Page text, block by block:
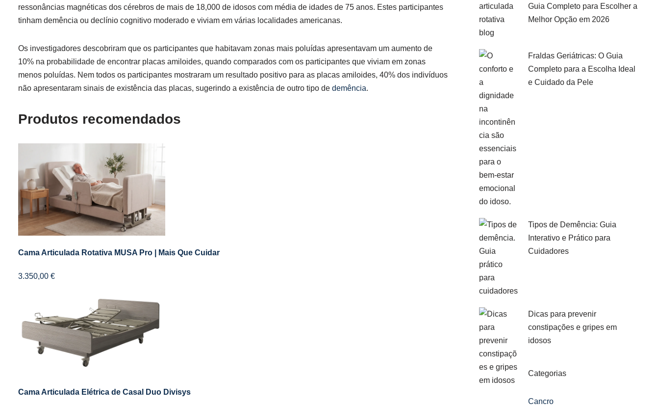
ressonâncias magnéticas dos cérebros de mais de 18,000 de idosos com média de idades de 75 anos. Estes participantes
tinham demência ou declínio cognitivo moderado e viviam em várias localidades americanas.
Os investigadores descobriram que os participantes que habitavam zonas mais poluídas apresentavam um aumento de
10% na probabilidade de encontrar placas amiloides, quando comparados com os participantes que viviam em zonas
menos poluídas. Nem todos os participantes mostraram um resultado positivo para as placas amiloides, 40% dos indivíduos
não apresentaram sinais de existência das placas, sugerindo a existência de outro tipo de demência.
Produtos recomendados
Cama Articulada Rotativa MUSA Pro | Mais Que Cuidar
3.350,00 €
Cama Articulada Elétrica de Casal Duo Divisys
Guia Completo para Escolher a
Melhor Opção em 2026
Fraldas Geriátricas: O Guia
Completo para a Escolha Ideal
e Cuidado da Pele
Tipos de Demência: Guia
Interativo e Prático para
Cuidadores
Dicas para prevenir
constipações e gripes em
idosos
Categorias
Cancro